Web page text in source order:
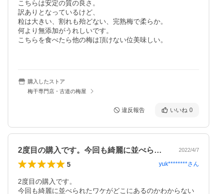
こちらは安定の質の良さ。
訳ありとなっているけど、
粒は大きい、割れも殆どない、完熟梅で柔らか。
何より無添加がうれしいです。
こちらを食べたら他の梅は頂けない位美味しい。
購入したストア
梅干専門店・古道の梅屋
違反報告 いいね 0
2度目の購入です。今回も綺麗に並べられ… 2022/4/7
5 yuk********さん
2度目の購入です。
今回も綺麗に並べられたワケがどこにあるのかわからない